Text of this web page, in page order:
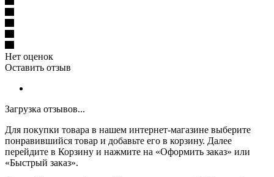
Нет оценок
Оставить отзыв
Загрузка отзывов...
Для покупки товара в нашем интернет-магазине выберите
понравившийся товар и добавьте его в корзину. Далее
перейдите в Корзину и нажмите на «Оформить заказ» или
«Быстрый заказ».